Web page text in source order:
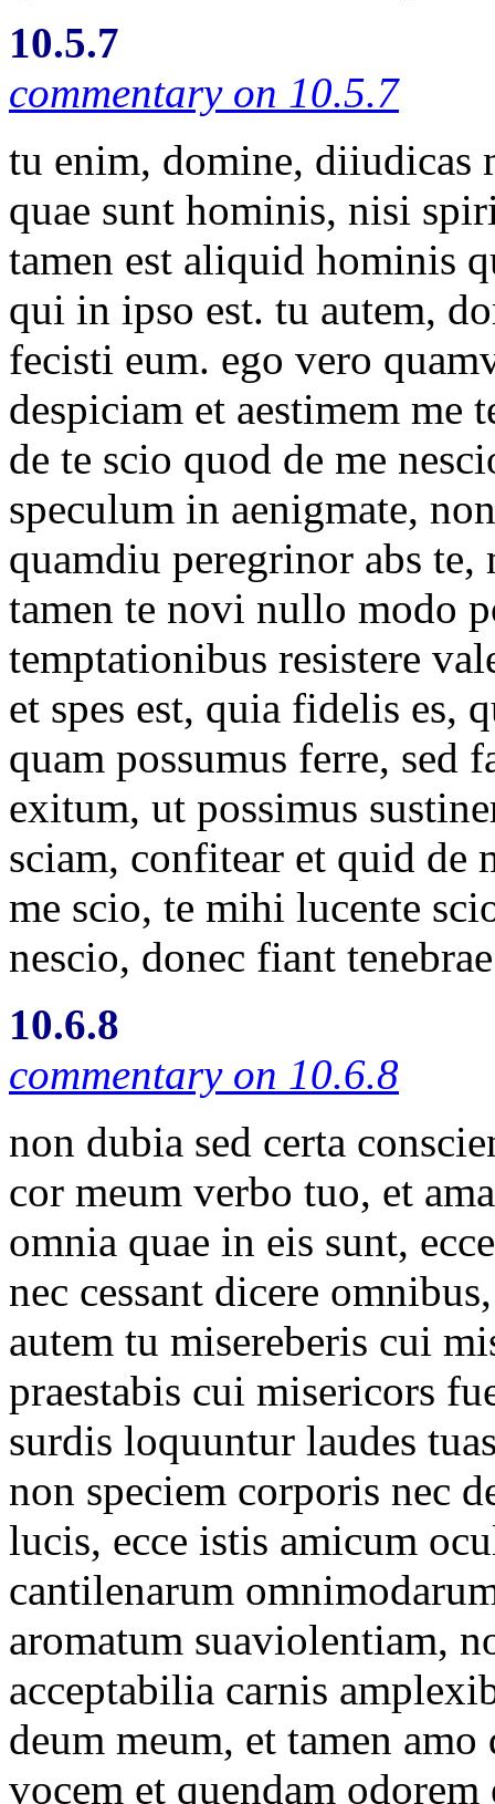
10.5.7
commentary on 10.5.7
tu enim, domine, diiudicas
quae sunt hominis, nisi
tamen est aliquid hominis
qui in ipso est. tu autem,
fecisti eum. ego vero
despiciam et aestimem me
de te scio quod de me
speculum in aenigmate,
quamdiu peregrinor abs
tamen te novi nullo modo
temptationibus resistere
et spes est, quia fidelis es,
quam possumus ferre, sed
exitum, ut possimus
sciam, confitear et quid de
me scio, te mihi lucente
nescio, donec fiant
10.6.8
commentary on 10.6.8
non dubia sed certa
cor meum verbo tuo, et
omnia quae in eis sunt,
nec cessant dicere
autem tu misereberis cui
praestabis cui misericors
surdis loquuntur laudes
non speciem corporis nec
lucis, ecce istis amicum
cantilenarum
aromatum suaviolentiam,
acceptabilia carnis
deum meum, et tamen
vocem et quendam